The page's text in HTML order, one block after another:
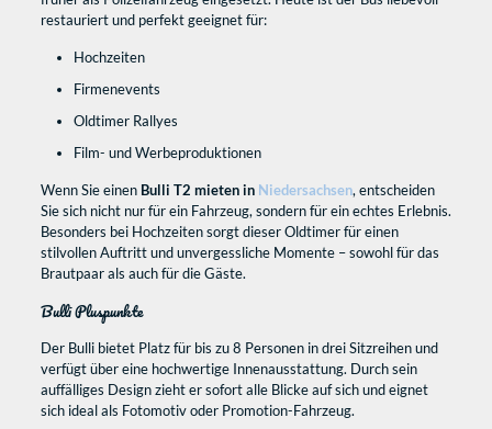
restauriert und perfekt geeignet für:
Hochzeiten
Firmenevents
Oldtimer Rallyes
Film- und Werbeproduktionen
Wenn Sie einen Bulli T2 mieten in Niedersachsen, entscheiden
Sie sich nicht nur für ein Fahrzeug, sondern für ein echtes Erlebnis.
Besonders bei Hochzeiten sorgt dieser Oldtimer für einen
stilvollen Auftritt und unvergessliche Momente – sowohl für das
Brautpaar als auch für die Gäste.
Bulli Pluspunkte
Der Bulli bietet Platz für bis zu 8 Personen in drei Sitzreihen und
verfügt über eine hochwertige Innenausstattung. Durch sein
auffälliges Design zieht er sofort alle Blicke auf sich und eignet
sich ideal als Fotomotiv oder Promotion-Fahrzeug.